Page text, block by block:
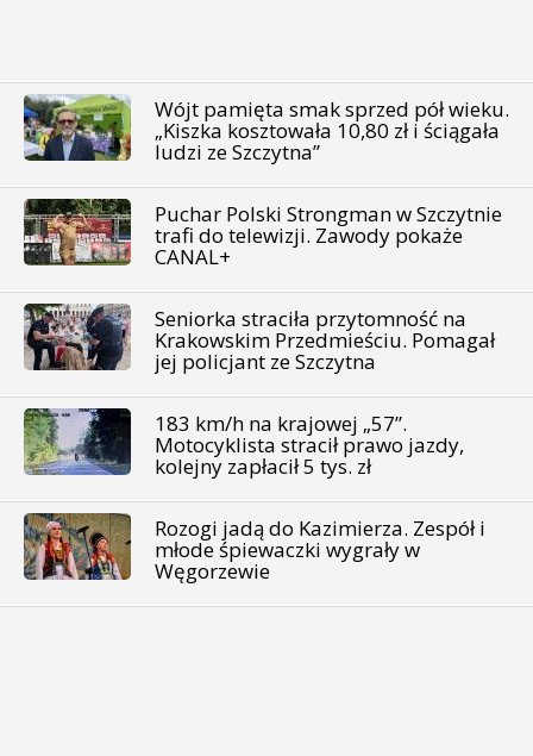
Wójt pamięta smak sprzed pół wieku.
„Kiszka kosztowała 10,80 zł i ściągała
ludzi ze Szczytna”
Puchar Polski Strongman w Szczytnie
trafi do telewizji. Zawody pokaże
CANAL+
Seniorka straciła przytomność na
Krakowskim Przedmieściu. Pomagał
jej policjant ze Szczytna
183 km/h na krajowej „57”.
Motocyklista stracił prawo jazdy,
kolejny zapłacił 5 tys. zł
Rozogi jadą do Kazimierza. Zespół i
młode śpiewaczki wygrały w
Węgorzewie